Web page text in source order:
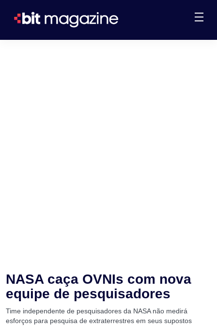
NASA caça OVNIs com nova
equipe de pesquisadores
Time independente de pesquisadores da NASA não medirá
esforços para pesquisa de extraterrestres em seus supostos